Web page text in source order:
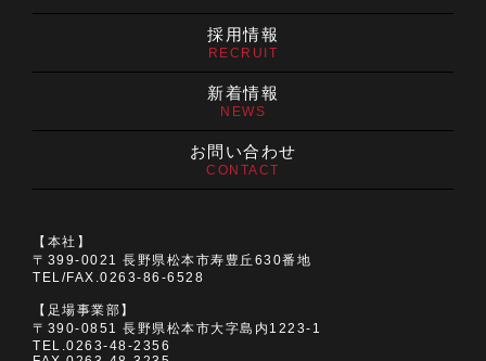
採用情報
RECRUIT
新着情報
NEWS
お問い合わせ
CONTACT
【本社】
〒399-0021 長野県松本市寿豊丘630番地
TEL/FAX.0263-86-6528
【足場事業部】
〒390-0851 長野県松本市大字島内1223-1
TEL.0263-48-2356